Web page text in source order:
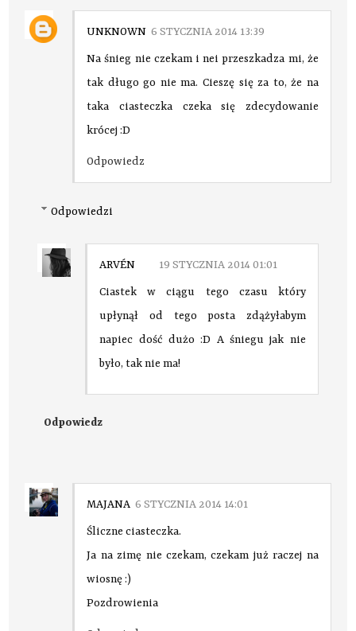
UNKNOWN 6 STYCZNIA 2014 13:39
Na śnieg nie czekam i nei przeszkadza mi, że
tak długo go nie ma. Cieszę się za to, że na
taka ciasteczka czeka się zdecydowanie
krócej :D
Odpowiedz
Odpowiedzi
ARVÉN 19 STYCZNIA 2014 01:01
Ciastek w ciągu tego czasu który
upłynął od tego posta zdążyłabym
napiec dość dużo :D A śniegu jak nie
było, tak nie ma!
Odpowiedz
MAJANA 6 STYCZNIA 2014 14:01
Śliczne ciasteczka.
Ja na zimę nie czekam, czekam już raczej na
wiosnę :)
Pozdrowienia